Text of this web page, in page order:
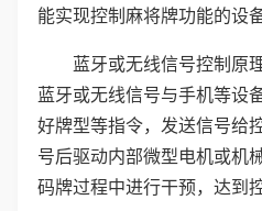
能实现控制麻将牌功能的设
蓝牙或无线信号控制原
蓝牙或无线信号与手机等设
好牌型等指令，发送信号给
号后驱动内部微型电机或机
码牌过程中进行干预，达到